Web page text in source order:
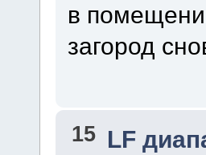
в
загород
15 LF